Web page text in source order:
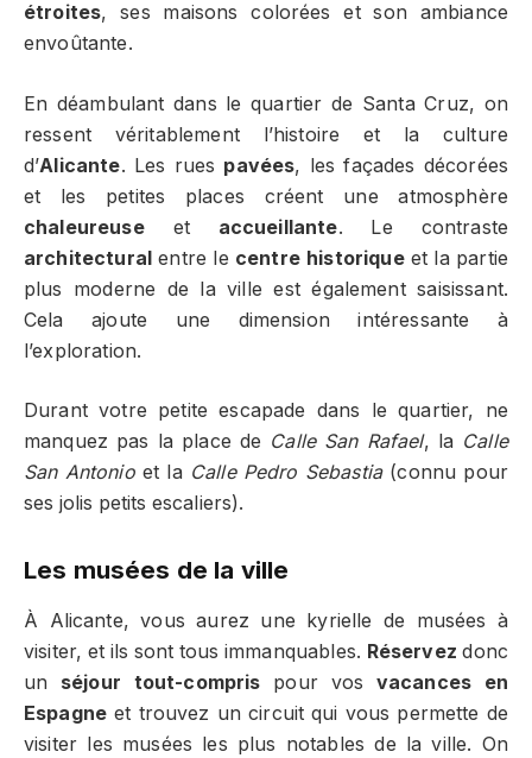
étroites, ses maisons colorées et son ambiance
envoûtante.
En déambulant dans le quartier de Santa Cruz, on
ressent véritablement l’histoire et la culture
d’Alicante. Les rues pavées, les façades décorées
et les petites places créent une atmosphère
chaleureuseet accueillante. Le contraste
architectural entre le centre historiqueet la partie
plus moderne de la ville est également saisissant.
Cela ajoute une dimension intéressante à
l’exploration.
Durant votre petite escapade dans le quartier, ne
manquez pas la place de Calle San Rafael, la Calle
San Antonioet la Calle Pedro Sebastia(connu pour
ses jolis petits escaliers).
Les musées de la ville
À Alicante, vous aurez une kyrielle de musées à
visiter, et ils sont tous immanquables. Réservez donc
un séjour tout-compris pour vos vacances en
Espagne et trouvez un circuit qui vous permette de
visiter les musées les plus notables de la ville. On